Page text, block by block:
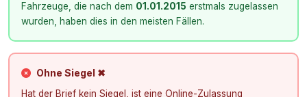
Fahrzeuge, die nach dem 01.01.2015 erstmals zugelassen
wurden, haben dies in den meisten Fällen.
Ohne Siegel ✖
Hat der Brief kein Siegel, ist eine Online-Zulassung